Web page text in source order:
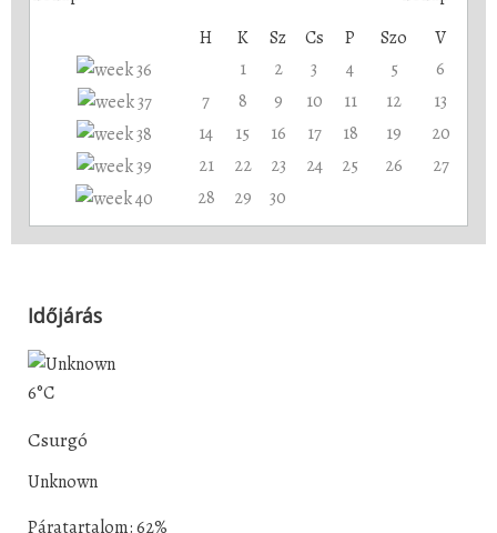
H K Sz Cs P Szo
V
1
2 3 4 5
6
7
8 9 10 11 12
13
14
15 16 17 18 19
20
21
22 23 24 25 26
27
28
29 30
Időjárás
6°C
Csurgó
Unknown
Páratartalom: 62%